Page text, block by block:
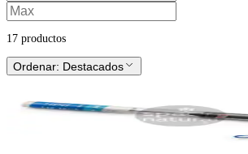
17 productos
Ordenar: Destacados